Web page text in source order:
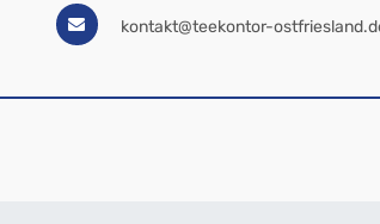
kontakt@teekontor-